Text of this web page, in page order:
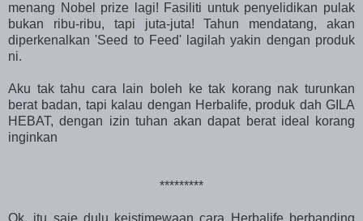
menang Nobel prize lagi! Fasiliti untuk penyelidikan pulak
bukan ribu-ribu, tapi juta-juta! Tahun mendatang, akan
diperkenalkan 'Seed to Feed' lagilah yakin dengan produk
ni.
Aku tak tahu cara lain boleh ke tak korang nak turunkan
berat badan, tapi kalau dengan Herbalife, produk dah GILA
HEBAT, dengan izin tuhan akan dapat berat ideal korang
inginkan
*********